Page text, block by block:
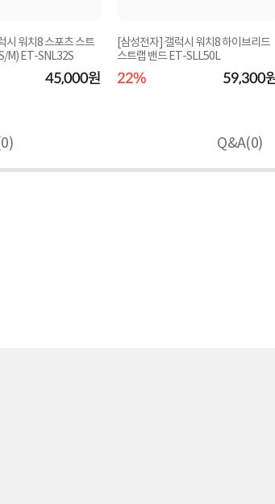
시 워치8 스포츠 스트
림, S/M) ET-SNL32S
45,000원
[삼성전자] 갤럭시 워치8 하이브리드
스트랩 밴드 ET-SLL50L
22% 59,300
0) Q&A(0)